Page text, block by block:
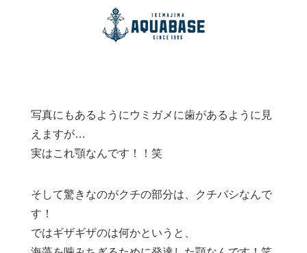
写真にもあるようにウミガメに歯があるように見
えますが…
実はこれ顎なんです！！笑
そして驚きなのがクチの部分は、クチバシなんで
す！
ではギザギザのは何かというと、